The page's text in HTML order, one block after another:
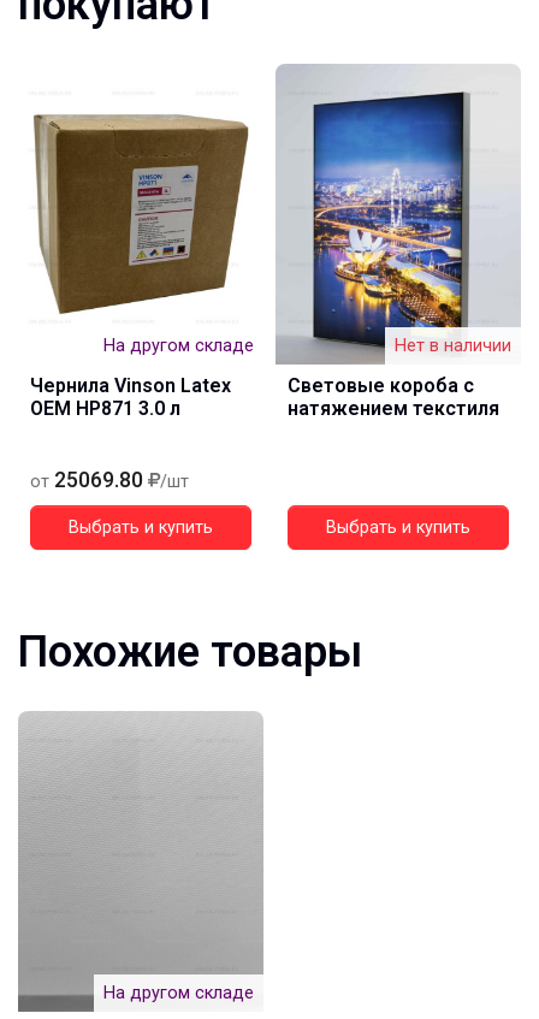
На другом складе
Чернила Vinson Latex
OEM HP871 3.0 л
от 25069.80 /шт
Выбрать и купить
Нет в наличии
Световые короба с
натяжением текстиля
Выбрать и купить
Похожие товары
На другом складе